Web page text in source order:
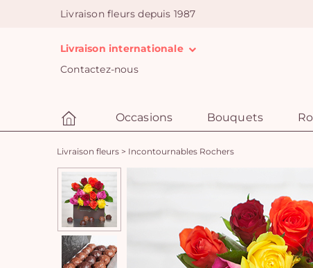
Livraison fleurs depuis 1987
Livraison internationale
Contactez-nous
Occasions Bouquets
Livraison fleurs > Incontournables Rochers